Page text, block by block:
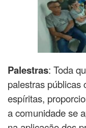
Palestras: Toda
palestras públicas
espíritas,
a comunidade se